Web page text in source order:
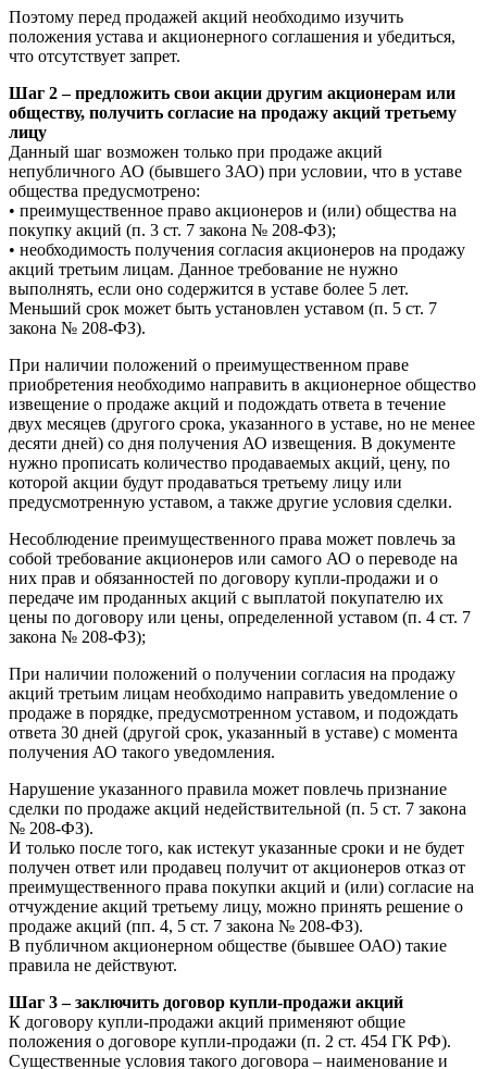
Поэтому перед продажей акций необходимо изучить
положения устава и акционерного соглашения и убедиться,
что отсутствует запрет.
Шаг 2 – предложить свои акции другим акционерам или
обществу, получить согласие на продажу акций третьему
лицу
Данный шаг возможен только при продаже акций
непубличного АО (бывшего ЗАО) при условии, что в уставе
общества предусмотрено:
• преимущественное право акционеров и (или) общества на
покупку акций (п. 3 ст. 7 закона № 208-ФЗ);
• необходимость получения согласия акционеров на продажу
акций третьим лицам. Данное требование не нужно
выполнять, если оно содержится в уставе более 5 лет.
Меньший срок может быть установлен уставом (п. 5 ст. 7
закона № 208-ФЗ).
При наличии положений о преимущественном праве
приобретения необходимо направить в акционерное общество
извещение о продаже акций и подождать ответа в течение
двух месяцев (другого срока, указанного в уставе, но не менее
десяти дней) со дня получения АО извещения. В документе
нужно прописать количество продаваемых акций, цену, по
которой акции будут продаваться третьему лицу или
предусмотренную уставом, а также другие условия сделки.
Несоблюдение преимущественного права может повлечь за
собой требование акционеров или самого АО о переводе на
них прав и обязанностей по договору купли-продажи и о
передаче им проданных акций с выплатой покупателю их
цены по договору или цены, определенной уставом (п. 4 ст. 7
закона № 208-ФЗ);
При наличии положений о получении согласия на продажу
акций третьим лицам необходимо направить уведомление о
продаже в порядке, предусмотренном уставом, и подождать
ответа 30 дней (другой срок, указанный в уставе) с момента
получения АО такого уведомления.
Нарушение указанного правила может повлечь признание
сделки по продаже акций недействительной (п. 5 ст. 7 закона
№ 208-ФЗ).
И только после того, как истекут указанные сроки и не будет
получен ответ или продавец получит от акционеров отказ от
преимущественного права покупки акций и (или) согласие на
отчуждение акций третьему лицу, можно принять решение о
продаже акций (пп. 4, 5 ст. 7 закона № 208-ФЗ).
В публичном акционерном обществе (бывшее ОАО) такие
правила не действуют.
Шаг 3 – заключить договор купли-продажи акций
К договору купли-продажи акций применяют общие
положения о договоре купли-продажи (п. 2 ст. 454 ГК РФ).
Существенные условия такого договора – наименование и